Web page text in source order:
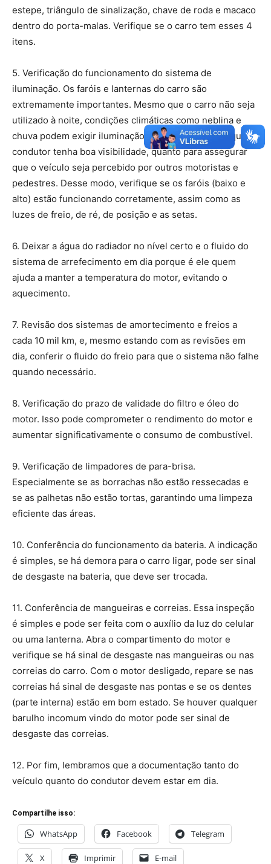
estepe, triângulo de sinalização, chave de roda e macaco
dentro do porta-malas. Verifique se o carro tem esses 4
itens.
5. Verificação do funcionamento do sistema de
iluminação. Os faróis e lanternas do carro são
extremamente importantes. Mesmo que o carro não seja
utilizado à noite, condições climáticas como neblina e
chuva podem exigir iluminação, tanto para garantir que o
condutor tenha boa visibilidade, quanto para assegurar
que o veículo seja percebido por outros motoristas e
pedestres. Desse modo, verifique se os faróis (baixo e
alto) estão funcionando corretamente, assim como as
luzes de freio, de ré, de posição e as setas.
6. Deixar a água do radiador no nível certo e o fluido do
sistema de arrefecimento em dia porque é ele quem
ajuda a manter a temperatura do motor, evitando o
aquecimento.
7. Revisão dos sistemas de amortecimento e freios a
cada 10 mil km, e, mesmo estando com as revisões em
dia, conferir o fluido do freio para que o sistema não falhe
quando necessário.
8. Verificação do prazo de validade do filtro e óleo do
motor. Isso pode comprometer o rendimento do motor e
aumentar significativamente o consumo de combustível.
9. Verificação de limpadores de para-brisa.
Especialmente se as borrachas não estão ressecadas e
se as palhetas não estão tortas, garantindo uma limpeza
eficiente das áreas.
10. Conferência do funcionamento da bateria. A indicação
é simples, se há demora para o carro ligar, pode ser sinal
de desgaste na bateria, que deve ser trocada.
11. Conferência de mangueiras e correias. Essa inspeção
é simples e pode ser feita com o auxílio da luz do celular
ou uma lanterna. Abra o compartimento do motor e
verifique se há sinal de desgaste nas mangueiras ou nas
correias do carro. Com o motor desligado, repare se nas
correias há sinal de desgaste nas pontas e se os dentes
(parte interna) estão em bom estado. Se houver qualquer
barulho incomum vindo do motor pode ser sinal de
desgaste das correias.
12. Por fim, lembramos que a documentação tanto do
veículo quanto do condutor devem estar em dia.
Compartilhe isso:
WhatsApp Facebook Telegram
X Imprimir E-mail